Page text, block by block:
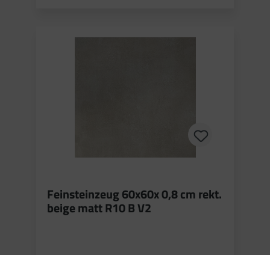
Feinsteinzeug 60x60x 0,8 cm rekt.
beige matt R10 B V2